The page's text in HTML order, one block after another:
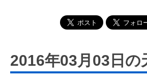
2016年03月03日の